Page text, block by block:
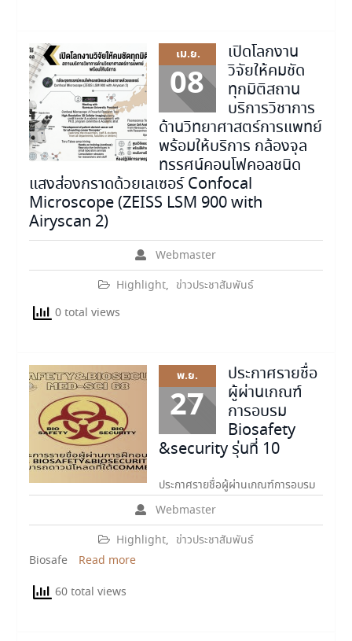
เม.ย.
08
เปิดโลกงาน
วิจัยให้คมชัด
ทุกมิติสถาน
บริการวิชาการ
ด้านวิทยาศาสตร์การแพทย์
พร้อมให้บริการ กล้องจุล
ทรรศน์คอนโฟคอลชนิด
แสงส่องกราดด้วยเลเซอร์ Confocal
Microscope (ZEISS LSM 900 with
Airyscan 2)
Webmaster
Highlight, ข่าวประชาสัมพันธ์
0 total views
พ.ย.
27
ประกาศรายชื่อ
ผู้ผ่านเกณฑ์
การอบรม
Biosafety
&security รุ่นที่ 10
Webmaster
Highlight, ข่าวประชาสัมพันธ์
ประกาศรายชื่อผู้ผ่านเกณฑ์การอบรม
Biosafe
Read more
60 total views